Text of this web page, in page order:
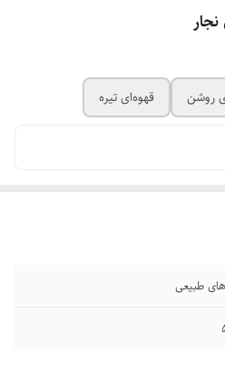
روشن قهوه‌ای تیره
طبیعی